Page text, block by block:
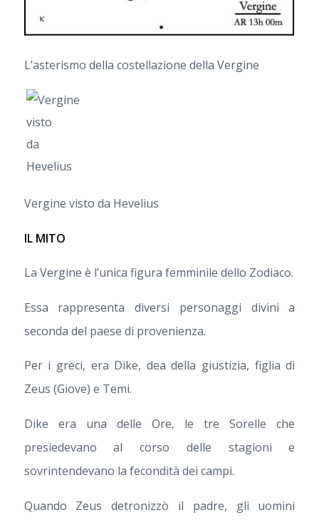
L’asterismo della costellazione della Vergine
Vergine visto da Hevelius
IL MITO
La Vergine è l’unica figura femminile dello Zodiaco.
Essa rappresenta diversi personaggi divini a
seconda del paese di provenienza.
Per i greci, era Dike, dea della giustizia, figlia di
Zeus (Giove) e Temi.
Dike era una delle Ore, le tre Sorelle che
presiedevano al corso delle stagioni e
sovrintendevano la fecondità dei campi.
Quando Zeus detronizzò il padre, gli uomini